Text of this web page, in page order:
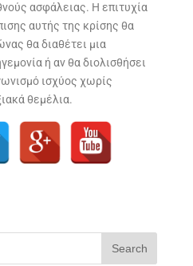
ασφάλειας. Η επιτυχία
αυτής της κρίσης θα
θα διαθέτει μια
ή αν θα διολισθήσει
ισχύος χωρίς
θεμέλια.